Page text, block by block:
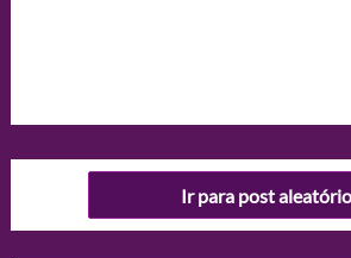
Ir para post aleatório